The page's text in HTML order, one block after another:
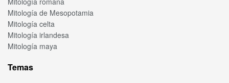
Mitología de Mesopotamia
Mitología celta
Mitología irlandesa
Mitología maya
Temas